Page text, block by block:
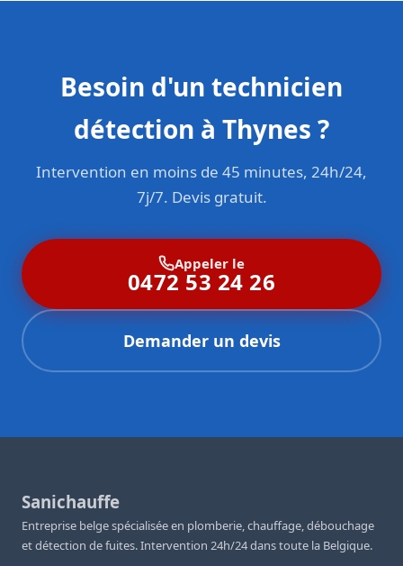
Besoin d'un technicien
détection à Thynes ?
Intervention en moins de 45 minutes, 24h/24,
7j/7. Devis gratuit.
Appeler le
0472 53 24 26
Demander un devis
Sanichauffe
Entreprise belge spécialisée en plomberie, chauffage, débouchage
et détection de fuites. Intervention 24h/24 dans toute la Belgique.